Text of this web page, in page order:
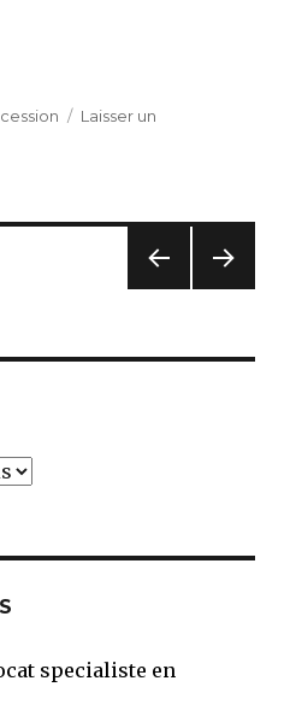
Laisser un
ÉDE
ANT
specialiste en